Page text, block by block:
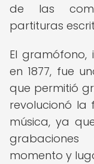
de las
partituras
El gramófono,
en 1877, fue
que permitió
revolucionó la
música, ya
momento y